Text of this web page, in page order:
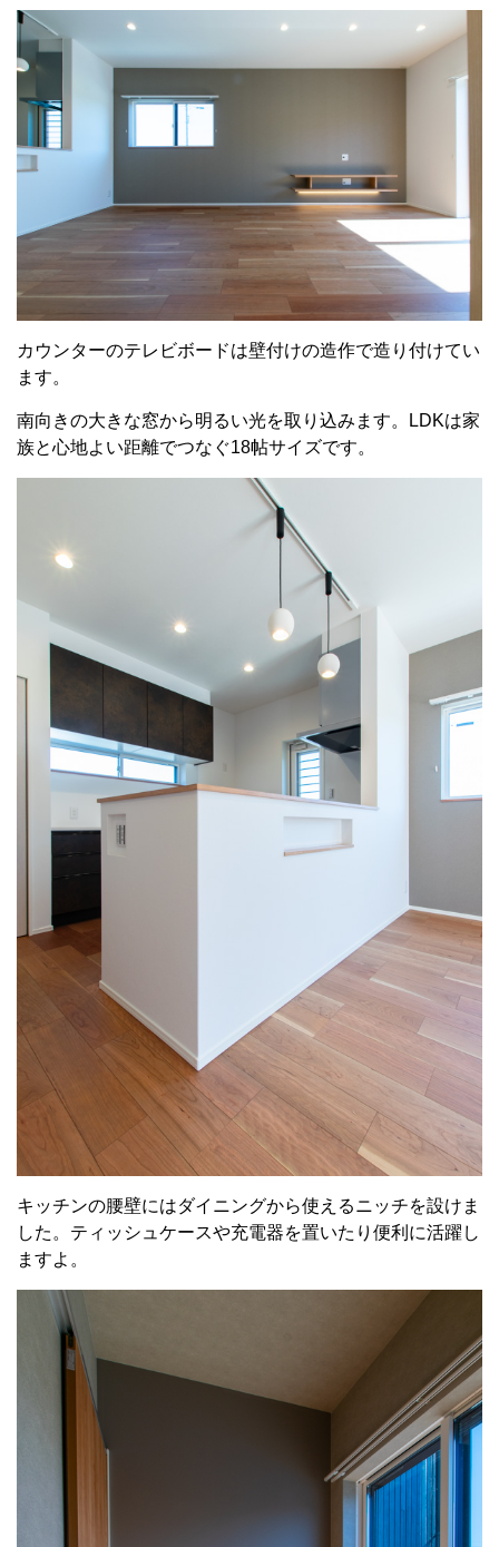
カウンターのテレビボードは壁付けの造作で造り付けてい
ます。
南向きの大きな窓から明るい光を取り込みます。LDKは家
族と心地よい距離でつなぐ18帖サイズです。
キッチンの腰壁にはダイニングから使えるニッチを設けま
した。ティッシュケースや充電器を置いたり便利に活躍し
ますよ。